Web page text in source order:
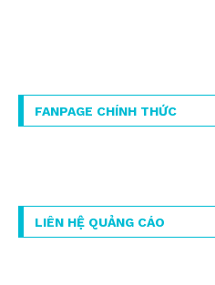
FANPAGE CHÍNH THỨC
LIÊN HỆ QUẢNG CÁO